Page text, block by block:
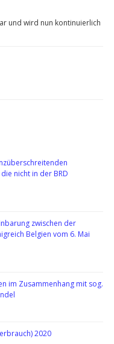
und wird nun kontinuierlich
nicht in der BRD
zwischen der
Belgien vom 6. Mai
im Zusammenhang mit sog.
2020